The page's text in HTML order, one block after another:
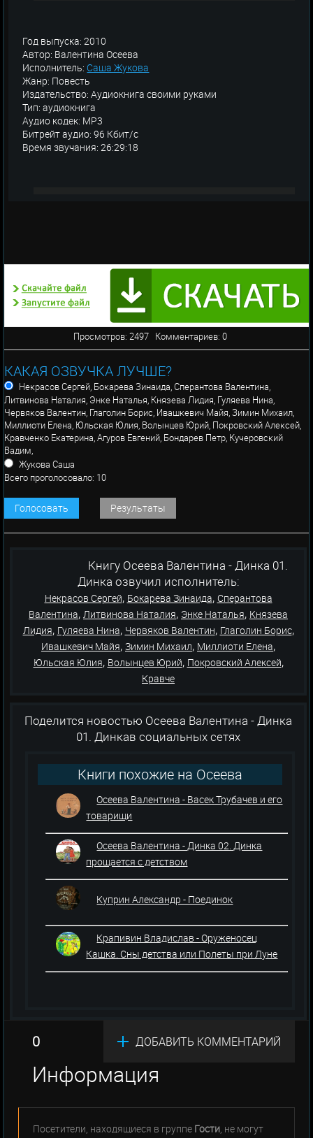
Год выпуска: 2010
Автор: Валентина Осеева
Исполнитель: Саша Жукова
Жанр: Повесть
Издательство: Аудиокнига своими руками
Тип: аудиокнига
Аудио кодек: MP3
Битрейт аудио: 96 Кбит/с
Время звучания: 26:29:18
Просмотров: 2497 Комментариев: 0
КАКАЯ ОЗВУЧКА ЛУЧШЕ?
Некрасов Сергей, Бокарева Зинаида, Сперантова Валентина,
Литвинова Наталия, Энке Наталья, Князева Лидия, Гуляева Нина,
Червяков Валентин, Глаголин Борис, Ивашкевич Майя, Зимин Михаил,
Миллиоти Елена, Юльская Юлия, Волынцев Юрий, Покровский Алексей,
Кравченко Екатерина, Агуров Евгений, Бондарев Петр, Кучеровский
Вадим,
Жукова Саша
Всего проголосовало: 10
Голосовать Результаты
Книгу Осеева Валентина - Динка 01.
Динка озвучил исполнитель:
Некрасов Сергей, Бокарева Зинаида, Сперантова
Валентина, Литвинова Наталия, Энке Наталья, Князева
Лидия, Гуляева Нина, Червяков Валентин, Глаголин Борис,
Ивашкевич Майя, Зимин Михаил, Миллиоти Елена,
Юльская Юлия, Волынцев Юрий, Покровский Алексей,
Кравче
Поделится новостью Осеева Валентина - Динка
01. Динкав социальных сетях
Книги похожие на Осеева
Валентина - Динка 01. Динка
Осеева Валентина - Васек Трубачев и его
товарищи
Осеева Валентина - Динка 02. Динка
прощается с детством
Куприн Александр - Поединок
Крапивин Владислав - Оруженосец
Кашка. Сны детства или Полеты при Луне
0 ДОБАВИТЬ КОММЕНТАРИЙ
Информация
Посетители, находящиеся в группе Гости, не могут